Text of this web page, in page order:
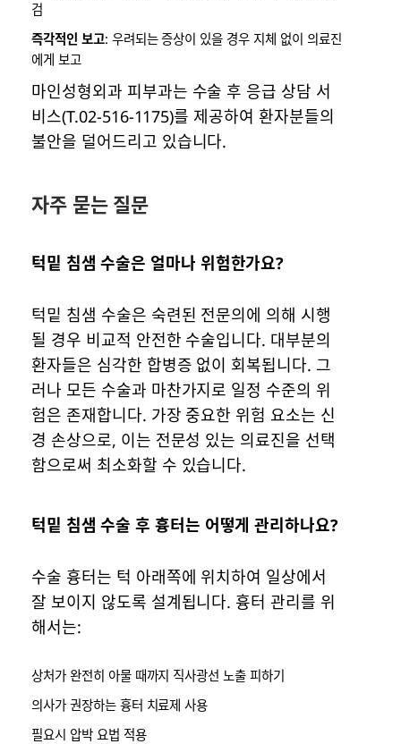
검
즉각적인 보고: 우려되는 증상이 있을 경우 지체 없이 의료진
에게 보고
마인성형외과 피부과는 수술 후 응급 상담 서
비스(T.02-516-1175)를 제공하여 환자분들의
불안을 덜어드리고 있습니다.
자주 묻는 질문
턱밑 침샘 수술은 얼마나 위험한가요?
턱밑 침샘 수술은 숙련된 전문의에 의해 시행
될 경우 비교적 안전한 수술입니다. 대부분의
환자들은 심각한 합병증 없이 회복됩니다. 그
러나 모든 수술과 마찬가지로 일정 수준의 위
험은 존재합니다. 가장 중요한 위험 요소는 신
경 손상으로, 이는 전문성 있는 의료진을 선택
함으로써 최소화할 수 있습니다.
턱밑 침샘 수술 후 흉터는 어떻게 관리하나요?
수술 흉터는 턱 아래쪽에 위치하여 일상에서
잘 보이지 않도록 설계됩니다. 흉터 관리를 위
해서는:
상처가 완전히 아물 때까지 직사광선 노출 피하기
의사가 권장하는 흉터 치료제 사용
필요시 압박 요법 적용